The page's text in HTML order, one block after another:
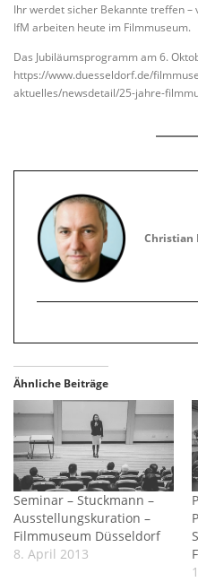
Ihr werdet sicher Bekannte treffen
IfM arbeiten heute im Filmmuseum.
Das Jubiläumsprogramm am 6.
https://www.duesseldorf.de/
aktuelles/newsdetail/25-jahre-
Christian
Ähnliche Beiträge
Seminar – Stuckmann –
Ausstellungskuration –
Filmmuseum Düsseldorf
8. April 2013